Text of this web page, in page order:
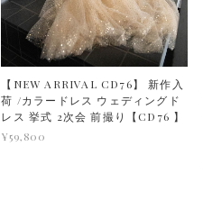
【NEW ARRIVAL CD76】 新作入
荷 /カラードレス ウェディングド
レス 挙式 2次会 前撮り【CD76 】
¥59,800